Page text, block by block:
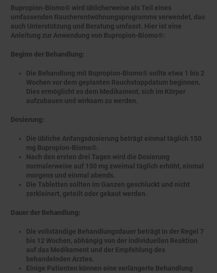
Bupropion-Biomo® wird üblicherweise als Teil eines
umfassenden Raucherentwöhnungsprogramms verwendet, das
auch Unterstützung und Beratung umfasst. Hier ist eine
Anleitung zur Anwendung von Bupropion-Biomo®:
Beginn der Behandlung:
Die Behandlung mit Bupropion-Biomo® sollte etwa 1 bis 2
Wochen vor dem geplanten Rauchstoppdatum beginnen.
Dies ermöglicht es dem Medikament, sich im Körper
aufzubauen und wirksam zu werden.
Dosierung:
Die übliche Anfangsdosierung beträgt einmal täglich 150
mg Bupropion-Biomo®.
Nach den ersten drei Tagen wird die Dosierung
normalerweise auf 150 mg zweimal täglich erhöht, einmal
morgens und einmal abends.
Die Tabletten sollten im Ganzen geschluckt und nicht
zerkleinert, geteilt oder gekaut werden.
Dauer der Behandlung:
Die vollständige Behandlungsdauer beträgt in der Regel 7
bis 12 Wochen, abhängig von der individuellen Reaktion
auf das Medikament und der Empfehlung des
behandelnden Arztes.
Einige Patienten können eine verlängerte Behandlung